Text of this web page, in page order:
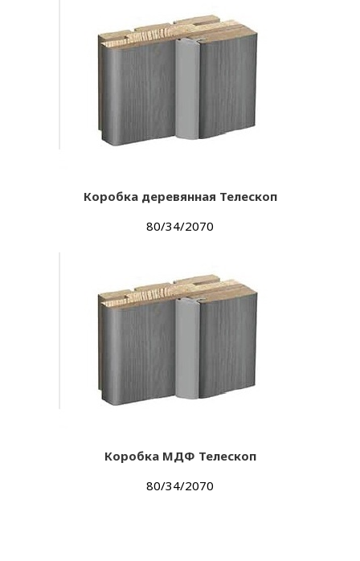
Коробка деревянная Телескоп
80/34/2070
Коробка МДФ Телескоп
80/34/2070